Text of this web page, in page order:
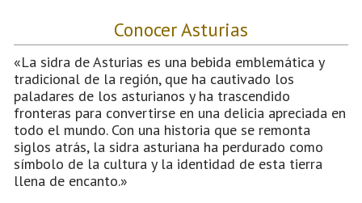
Conocer Asturias
«La sidra de Asturias es una bebida emblemática y
tradicional de la región, que ha cautivado los
paladares de los asturianos y ha trascendido
fronteras para convertirse en una delicia apreciada en
todo el mundo. Con una historia que se remonta
siglos atrás, la sidra asturiana ha perdurado como
símbolo de la cultura y la identidad de esta tierra
llena de encanto.»